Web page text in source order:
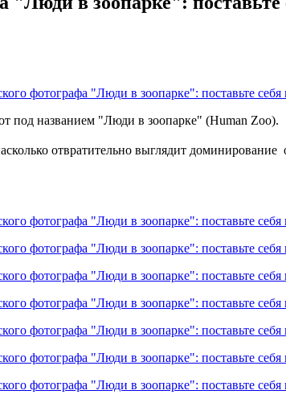
под названием "Люди в зоопарке" (Human Zoo).
отвратительно выглядит